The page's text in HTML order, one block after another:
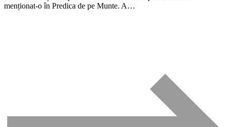
menționat-o în Predica de pe Munte. A…